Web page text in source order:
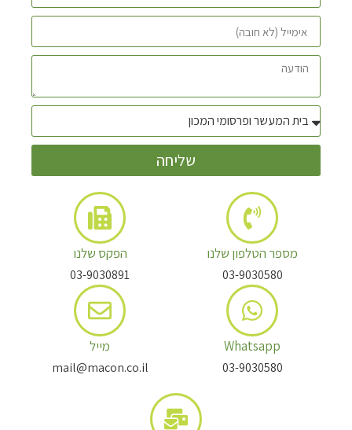
שליחה
מספר הטלפון שלנו
03-9030580
Whatsapp
03-9030580
הפקס שלנו
03-9030891
מייל
mail@macon.co.il